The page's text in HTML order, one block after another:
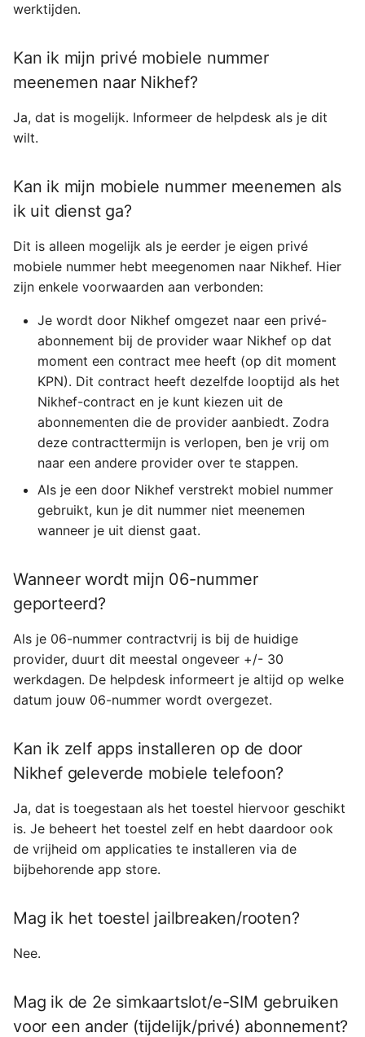
werktijden.
Kan ik mijn privé mobiele nummer
meenemen naar Nikhef?
Ja, dat is mogelijk. Informeer de helpdesk als je dit
wilt.
Kan ik mijn mobiele nummer meenemen als
ik uit dienst ga?
Dit is alleen mogelijk als je eerder je eigen privé
mobiele nummer hebt meegenomen naar Nikhef. Hier
zijn enkele voorwaarden aan verbonden:
Je wordt door Nikhef omgezet naar een privé-
abonnement bij de provider waar Nikhef op dat
moment een contract mee heeft (op dit moment
KPN). Dit contract heeft dezelfde looptijd als het
Nikhef-contract en je kunt kiezen uit de
abonnementen die de provider aanbiedt. Zodra
deze contracttermijn is verlopen, ben je vrij om
naar een andere provider over te stappen.
Als je een door Nikhef verstrekt mobiel nummer
gebruikt, kun je dit nummer niet meenemen
wanneer je uit dienst gaat.
Wanneer wordt mijn 06-nummer
geporteerd?
Als je 06-nummer contractvrij is bij de huidige
provider, duurt dit meestal ongeveer +/- 30
werkdagen. De helpdesk informeert je altijd op welke
datum jouw 06-nummer wordt overgezet.
Kan ik zelf apps installeren op de door
Nikhef geleverde mobiele telefoon?
Ja, dat is toegestaan als het toestel hiervoor geschikt
is. Je beheert het toestel zelf en hebt daardoor ook
de vrijheid om applicaties te installeren via de
bijbehorende app store.
Mag ik het toestel jailbreaken/rooten?
Nee.
Mag ik de 2e simkaartslot/e-SIM gebruiken
voor een ander (tijdelijk/privé) abonnement?